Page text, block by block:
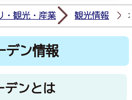
・観光・産業 観光情報
デン情報
デンとは